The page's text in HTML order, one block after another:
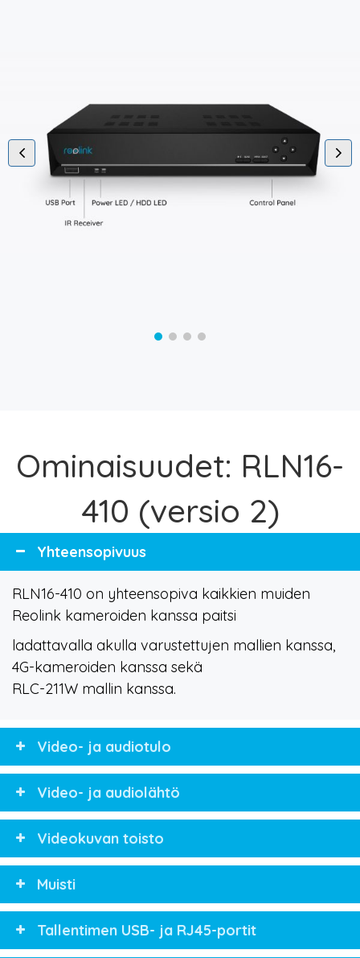
Ominaisuudet: RLN16-
410 (versio 2)
Yhteensopivuus
RLN16-410 on yhteensopiva kaikkien muiden
Reolink kameroiden kanssa paitsi
ladattavalla akulla varustettujen mallien kanssa,
4G-kameroiden kanssa sekä
RLC-211W mallin kanssa.
Video- ja audiotulo
Video- ja audiolähtö
Videokuvan toisto
Muisti
Tallentimen USB- ja RJ45-portit